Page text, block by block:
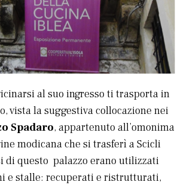
al suo ingresso ti trasporta in
vista la suggestiva collocazione nei
Spadaro, appartenuto all’omonima
modicana che si trasferì a Scicli
di questo palazzo erano utilizzati
e stalle: recuperati e ristrutturati,